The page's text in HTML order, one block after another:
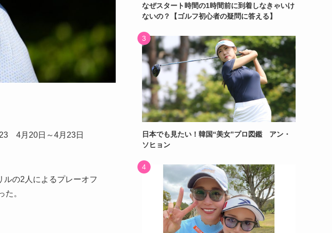
4月20日～4月23日
の2人によるプレーオフ
。
なぜスタート時間の1時間前に到着しなきゃいけ
ないの？【ゴルフ初心者の疑問に答える】
日本でも見たい！韓国“美女”プロ図鑑 アン・
ソヒョン